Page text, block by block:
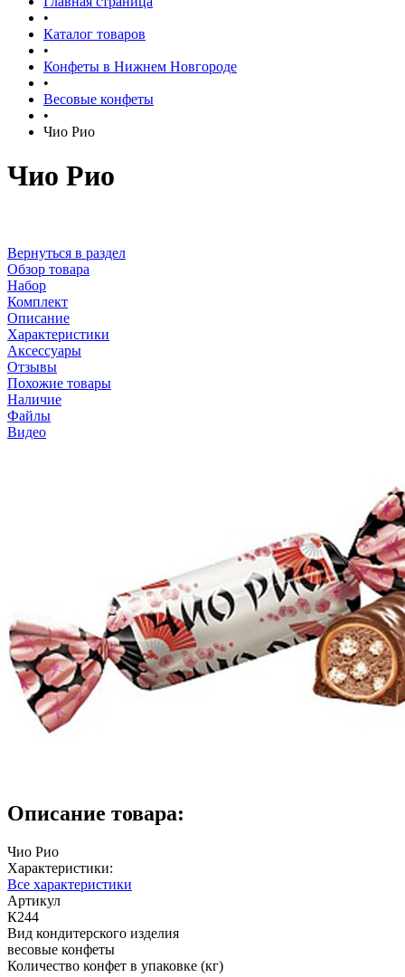
•
Каталог товаров
•
Конфеты в Нижнем Новгороде
•
Весовые конфеты
•
Чио Рио
Чио Рио
Вернуться в раздел
Обзор товара
Набор
Комплект
Описание
Характеристики
Аксессуары
Отзывы
Похожие товары
Наличие
Файлы
Видео
Описание товара:
Чио Рио
Характеристики:
Все характеристики
Артикул
К244
Вид кондитерского изделия
весовые конфеты
Количество конфет в упаковке (кг)